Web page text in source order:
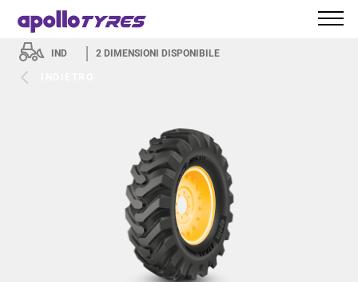
IND 2 DIMENSIONI DISPONIBILE